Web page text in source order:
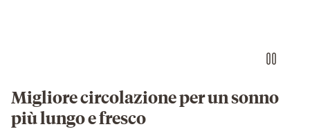
Migliore circolazione per un sonno
più lungo e fresco